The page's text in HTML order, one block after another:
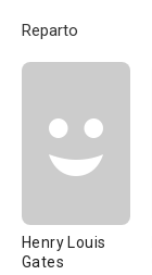
Reparto
Henry Louis
Gates